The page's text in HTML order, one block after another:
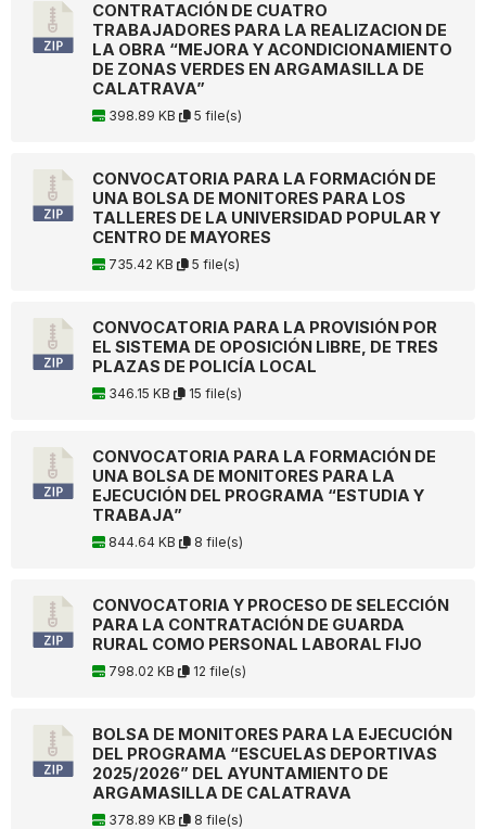
CONTRATACIÓN DE CUATRO
TRABAJADORES PARA LA REALIZACION DE
LA OBRA “MEJORA Y ACONDICIONAMIENTO
DE ZONAS VERDES EN ARGAMASILLA DE
CALATRAVA”
398.89 KB 5 file(s)
CONVOCATORIA PARA LA FORMACIÓN DE
UNA BOLSA DE MONITORES PARA LOS
TALLERES DE LA UNIVERSIDAD POPULAR Y
CENTRO DE MAYORES
735.42 KB 5 file(s)
CONVOCATORIA PARA LA PROVISIÓN POR
EL SISTEMA DE OPOSICIÓN LIBRE, DE TRES
PLAZAS DE POLICÍA LOCAL
346.15 KB 15 file(s)
CONVOCATORIA PARA LA FORMACIÓN DE
UNA BOLSA DE MONITORES PARA LA
EJECUCIÓN DEL PROGRAMA “ESTUDIA Y
TRABAJA”
844.64 KB 8 file(s)
CONVOCATORIA Y PROCESO DE SELECCIÓN
PARA LA CONTRATACIÓN DE GUARDA
RURAL COMO PERSONAL LABORAL FIJO
798.02 KB 12 file(s)
BOLSA DE MONITORES PARA LA EJECUCIÓN
DEL PROGRAMA “ESCUELAS DEPORTIVAS
2025/2026” DEL AYUNTAMIENTO DE
ARGAMASILLA DE CALATRAVA
378.89 KB 8 file(s)